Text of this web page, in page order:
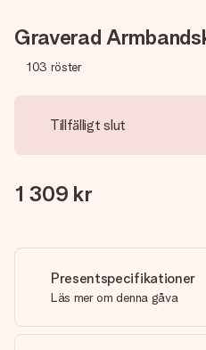
Graverad
103 röster
Tillfälligt slut
1 309 kr
Presentspecifikationer
Läs mer om denna gåva